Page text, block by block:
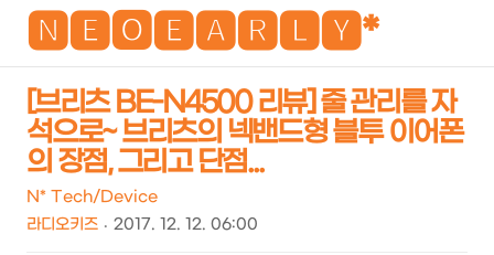
🅽🅴🅾🅴🅰🆁🅻🆈*
검
메
[브리츠 BE-N4500 리뷰] 줄 관리를 자
석으로~ 브리츠의 넥밴드형 블투 이어폰
의 장점, 그리고 단점...
N* Tech/Device
라디오키즈
2017. 12. 12. 06:00